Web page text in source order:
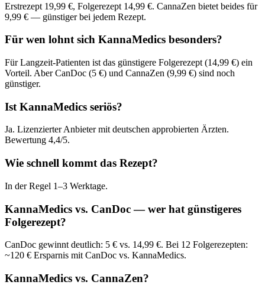
Erstrezept 19,99 €, Folgerezept 14,99 €. CannaZen bietet beides für
9,99 € — günstiger bei jedem Rezept.
Für wen lohnt sich KannaMedics besonders?
Für Langzeit-Patienten ist das günstigere Folgerezept (14,99 €) ein
Vorteil. Aber CanDoc (5 €) und CannaZen (9,99 €) sind noch
günstiger.
Ist KannaMedics seriös?
Ja. Lizenzierter Anbieter mit deutschen approbierten Ärzten.
Bewertung 4,4/5.
Wie schnell kommt das Rezept?
In der Regel 1–3 Werktage.
KannaMedics vs. CanDoc — wer hat günstigeres
Folgerezept?
CanDoc gewinnt deutlich: 5 € vs. 14,99 €. Bei 12 Folgerezepten:
~120 € Ersparnis mit CanDoc vs. KannaMedics.
KannaMedics vs. CannaZen?